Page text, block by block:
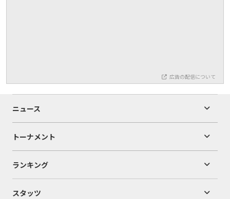
広告の配信について
ニュース
トーナメント
ランキング
スタッツ